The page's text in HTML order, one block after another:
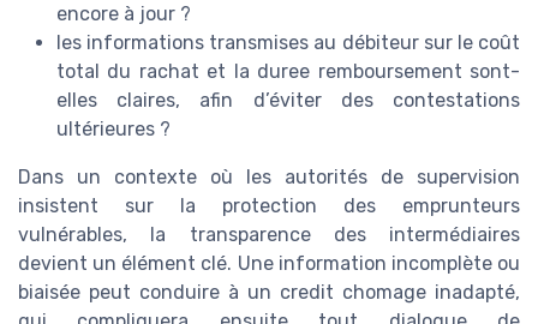
encore à jour ?
les informations transmises au débiteur sur le coût
total du rachat et la duree remboursement sont-
elles claires, afin d’éviter des contestations
ultérieures ?
Dans un contexte où les autorités de supervision
insistent sur la protection des emprunteurs
vulnérables, la transparence des intermédiaires
devient un élément clé. Une information incomplète ou
biaisée peut conduire à un credit chomage inadapté,